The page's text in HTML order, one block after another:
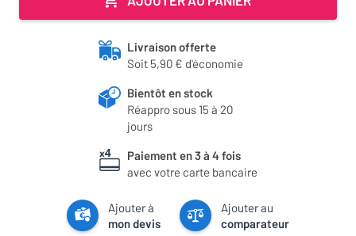
Livraison offerte
Soit 5,90 € d'économie
Bientôt en stock
Réappro sous 15 à 20
jours
Paiement en 3 à 4 fois
avec votre carte bancaire
Ajouter à
mon devis
Ajouter au
comparateur